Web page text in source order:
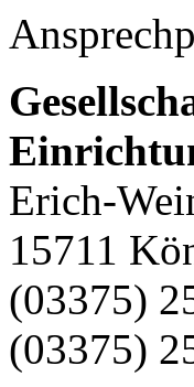
Erich-
15711
(03375)
(03375)